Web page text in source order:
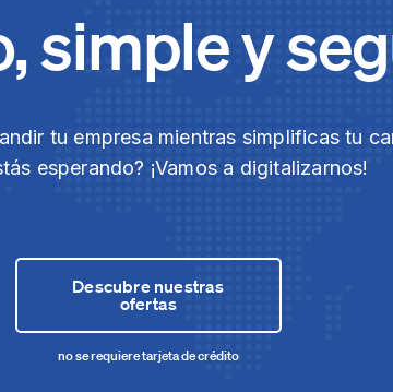
simple y
tu empresa mientras simplificas tu
esperando? ¡Vamos a digitalizarnos!
Descubre nuestras
ofertas
no se requiere tarjeta de crédito